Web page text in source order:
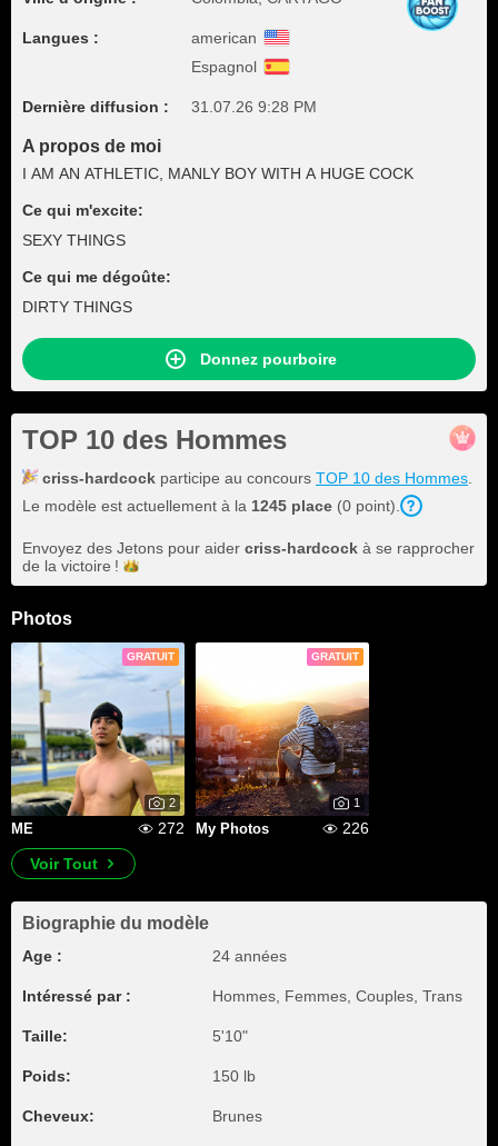
Langues :
american
Espagnol
Dernière diffusion : 31.07.26 9:28 PM
A propos de moi
I AM AN ATHLETIC, MANLY BOY WITH A HUGE COCK
Ce qui m'excite:
SEXY THINGS
Ce qui me dégoûte:
DIRTY THINGS
Donnez pourboire
TOP 10 des Hommes
criss-hardcock participe au concours TOP 10 des Hommes
Le modèle est actuellement à la 1245 place (0 point).
Envoyez des Jetons pour aider criss-hardcock à se rapprocher
de la victoire !
Photos
GRATUIT
2
ME 272
GRATUIT
1
My Photos
226
Voir Tout
Biographie du modèle
Age : 24 années
Intéressé par : Hommes, Femmes, Couples, Trans
Taille: 5'10"
Poids: 150 lb
Cheveux: Brunes